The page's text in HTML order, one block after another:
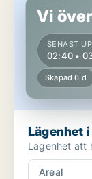
Vi
SENAST
02:40 •
Skapad 6 d
Lägenhet
Areal